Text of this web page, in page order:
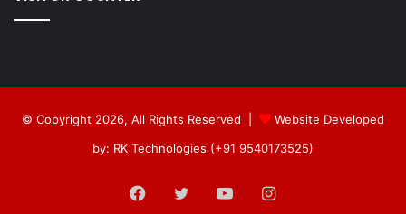
© Copyright 2026, All Rights Reserved |
Website Developed
by: RK Technologies (+91 9540173525)
Facebook
TwitterYouTubeInstagram